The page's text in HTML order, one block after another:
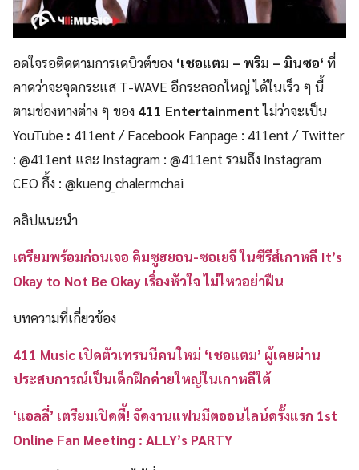
อดใจรอติดตามการเดบิวต์ของ ‘เชอแตม – พริม – มินซอ‘ ที่
คาดว่าจะจุดกระแส T-WAVE อีกระลอกใหญ่ ได้ในเร็ว ๆ นี้
ตามช่องทางต่าง ๆ ของ 411 Entertainmentไม่ว่าจะเป็น
YouTube : 411ent / Facebook Fanpage : 411ent / Twitter
: @411ent และ Instagram : @411ent รวมถึง Instagram
CEO กึ้ง : @kueng_chalermchai
คลิปแนะนำ
เตรียมพร้อมก่อนเจอ คิมซูฮยอน-ซอเยจี ในซีรีส์เกาหลี It’s
Okay to Not Be Okay เรื่องหัวใจ ไม่ไหวอย่าฝืน
บทความที่เกี่ยวข้อง
411 Music เปิดตัวเทรนนีคนใหม่ ‘เชอแตม’ ผู้เคยผ่าน
ประสบการณ์เป็นเด็กฝึกค่ายใหญ่ในเกาหลีใต้
‘แอลลี่’ เตรียมเปิดตี้! จัดงานแฟนมีตออนไลน์ครั้งแรก 1st
Online Fan Meeting : ALLY’s PARTY